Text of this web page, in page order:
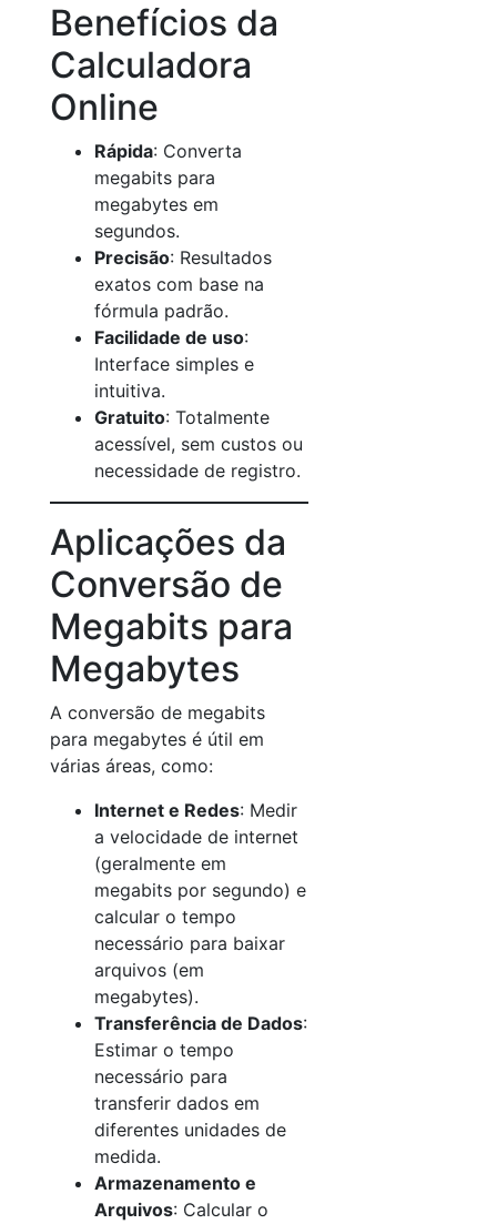
Benefícios da
Calculadora
Online
Rápida: Converta
megabits para
megabytes em
segundos.
Precisão: Resultados
exatos com base na
fórmula padrão.
Facilidade de uso:
Interface simples e
intuitiva.
Gratuito: Totalmente
acessível, sem custos ou
necessidade de registro.
Aplicações da
Conversão de
Megabits para
Megabytes
A conversão de megabits
para megabytes é útil em
várias áreas, como:
Internet e Redes: Medir
a velocidade de internet
(geralmente em
megabits por segundo) e
calcular o tempo
necessário para baixar
arquivos (em
megabytes).
Transferência de Dados:
Estimar o tempo
necessário para
transferir dados em
diferentes unidades de
medida.
Armazenamento e
Arquivos: Calcular o